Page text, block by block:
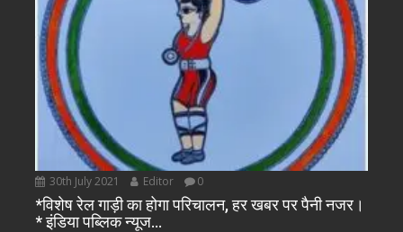
30th July 2021 Editor 0
*विशेष रेल गाड़ी का होगा परिचालन, हर खबर पर पैनी नजर।
* इंडिया पब्लिक न्यूज…